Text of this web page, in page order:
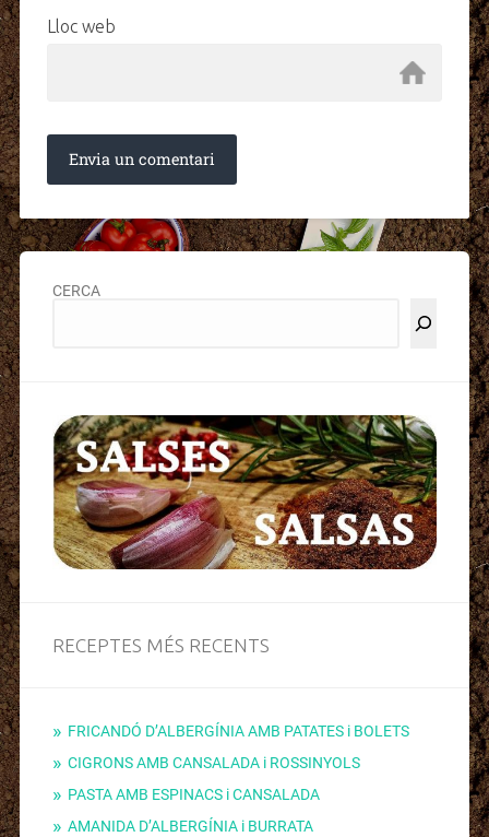
Lloc web
CERCA
RECEPTES MÉS RECENTS
FRICANDÓ D’ALBERGÍNIA AMB PATATES i BOLETS
CIGRONS AMB CANSALADA i ROSSINYOLS
PASTA AMB ESPINACS i CANSALADA
AMANIDA D’ALBERGÍNIA i BURRATA